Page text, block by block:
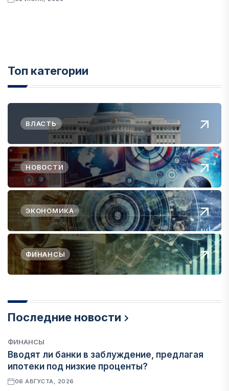
Топ категории
ВЛАСТЬ
НОВОСТИ
ЭКОНОМИКА
ФИНАНСЫ
Последние новости
ФИНАНСЫ
Вводят ли банки в заблуждение, предлагая
ипотеки под низкие проценты?
06 АВГУСТА, 2026